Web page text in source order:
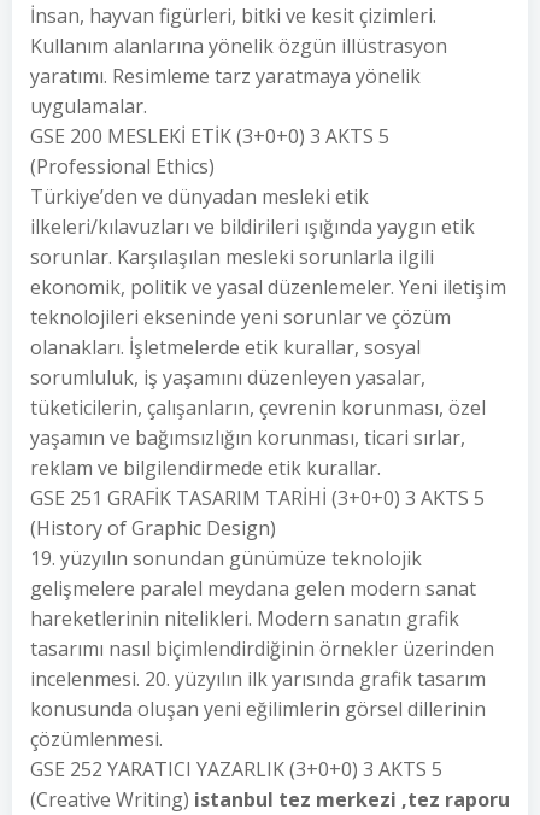
İnsan, hayvan figürleri, bitki ve kesit çizimleri.
Kullanım alanlarına yönelik özgün illüstrasyon
yaratımı. Resimleme tarz yaratmaya yönelik
uygulamalar.
GSE 200 MESLEKİ ETİK (3+0+0) 3 AKTS 5
(Professional Ethics)
Türkiye’den ve dünyadan mesleki etik
ilkeleri/kılavuzları ve bildirileri ışığında yaygın etik
sorunlar. Karşılaşılan mesleki sorunlarla ilgili
ekonomik, politik ve yasal düzenlemeler. Yeni iletişim
teknolojileri ekseninde yeni sorunlar ve çözüm
olanakları. İşletmelerde etik kurallar, sosyal
sorumluluk, iş yaşamını düzenleyen yasalar,
tüketicilerin, çalışanların, çevrenin korunması, özel
yaşamın ve bağımsızlığın korunması, ticari sırlar,
reklam ve bilgilendirmede etik kurallar.
GSE 251 GRAFİK TASARIM TARİHİ (3+0+0) 3 AKTS 5
(History of Graphic Design)
19. yüzyılın sonundan günümüze teknolojik
gelişmelere paralel meydana gelen modern sanat
hareketlerinin nitelikleri. Modern sanatın grafik
tasarımı nasıl biçimlendirdiğinin örnekler üzerinden
incelenmesi. 20. yüzyılın ilk yarısında grafik tasarım
konusunda oluşan yeni eğilimlerin görsel dillerinin
çözümlenmesi.
GSE 252 YARATICI YAZARLIK (3+0+0) 3 AKTS 5
(Creative Writing) istanbul tez merkezi ,tez raporu